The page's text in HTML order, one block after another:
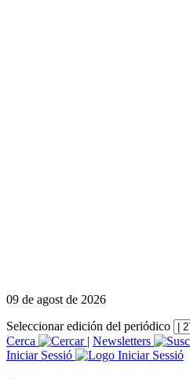
09 de agost de 2026
Seleccionar edición del periódico
Cerca
| Newsletters
Iniciar Sessió